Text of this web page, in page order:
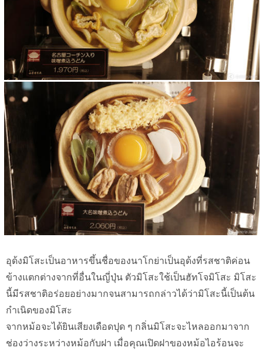
อุด้งมิโสะเป็นอาหารขึ้นชื่อของนาโกย่าเป็นอุด้งที่รสชาติค่อน
ข้างแตกต่างจากที่อื่นในญี่ปุ่น ตัวมิโสะใช้เป็นฮัทโจมิโสะ มิโสะ
นี้มีรสชาติอร่อยอย่างมากจนสามารถกล่าวได้ว่ามิโสะนี้เป็นต้น
กำเนิดของมิโสะ
จากหม้อจะได้ยินเสียงเดือดปุด ๆ กลิ่นมิโสะจะไหลออกมาจาก
ช่องว่างระหว่างหม้อกับฝา เมื่อคุณเปิดฝาของหม้อไอร้อนจะ